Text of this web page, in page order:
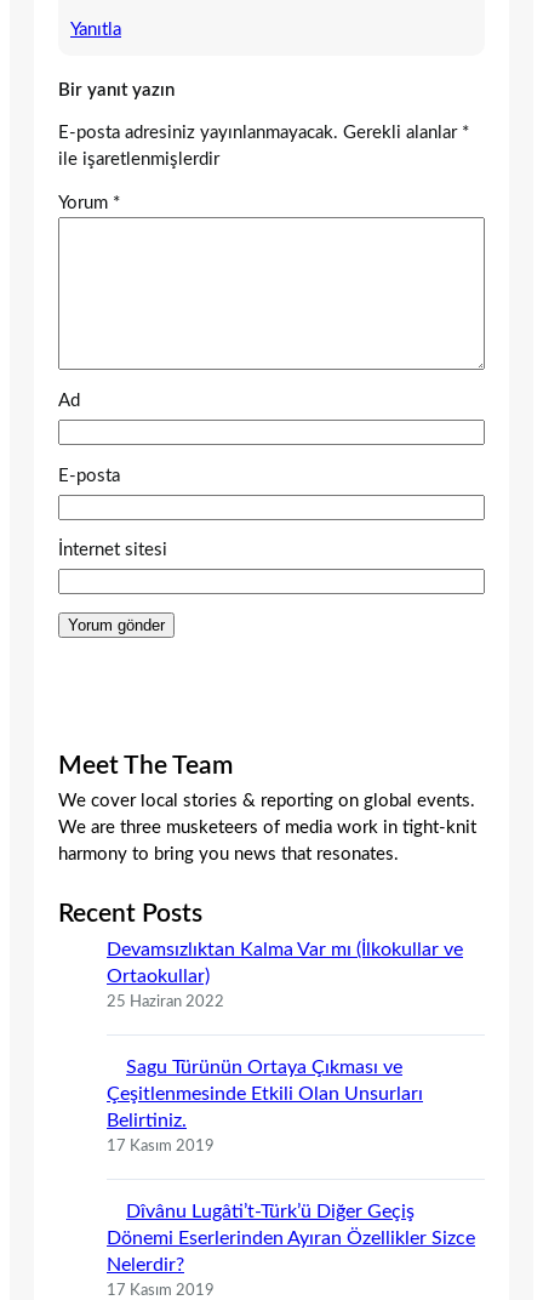
Yanıtla
Bir yanıt yazın
E-posta adresiniz yayınlanmayacak. Gerekli alanlar *
ile işaretlenmişlerdir
Yorum *
Ad
E-posta
İnternet sitesi
Meet The Team
We cover local stories & reporting on global events.
We are three musketeers of media work in tight-knit
harmony to bring you news that resonates.
Recent Posts
Devamsızlıktan Kalma Var mı (İlkokullar ve
Ortaokullar)
25 Haziran 2022
Sagu Türünün Ortaya Çıkması ve
Çeşitlenmesinde Etkili Olan Unsurları
Belirtiniz.
17 Kasım 2019
Dîvânu Lugâti’t-Türk’ü Diğer Geçiş
Dönemi Eserlerinden Ayıran Özellikler Sizce
Nelerdir?
17 Kasım 2019